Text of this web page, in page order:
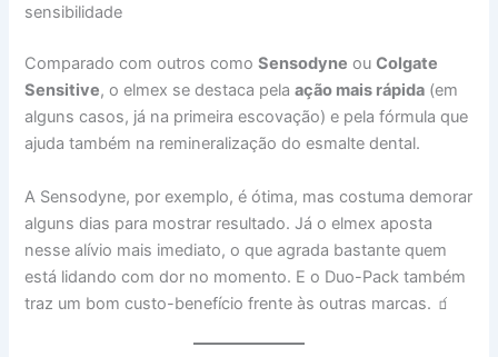
sensibilidade
Comparado com outros comoSensodyne ouColgate
Sensitive, o elmex se destaca pelaação mais rápida (em
alguns casos, já na primeira escovação) e pela fórmula que
ajuda também na remineralização do esmalte dental.
A Sensodyne, por exemplo, é ótima, mas costuma demorar
alguns dias para mostrar resultado. Já o elmex aposta
nesse alívio mais imediato, o que agrada bastante quem
está lidando com dor no momento. E o Duo-Pack também
traz um bom custo-benefício frente às outras marcas. 🧃